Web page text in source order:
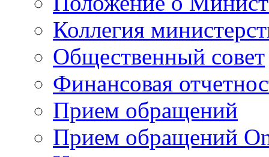
Коллегия
Общественный совет
Финансовая
Прием обращений
Прием обращений